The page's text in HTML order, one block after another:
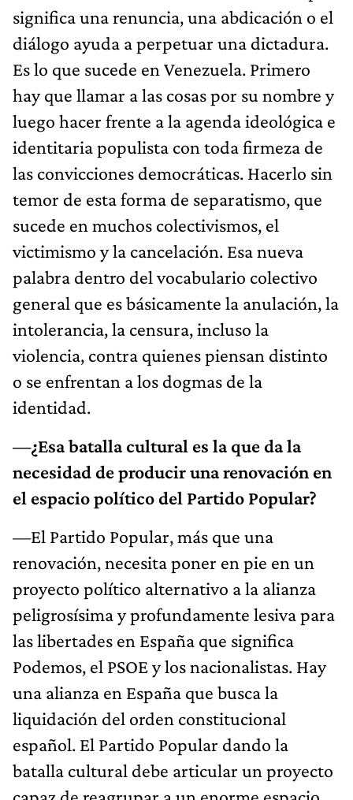
significa una renuncia, una abdicación o el
diálogo ayuda a perpetuar una dictadura.
Es lo que sucede en Venezuela. Primero
hay que llamar a las cosas por su nombre y
luego hacer frente a la agenda ideológica e
identitaria populista con toda firmeza de
las convicciones democráticas. Hacerlo sin
temor de esta forma de separatismo, que
sucede en muchos colectivismos, el
victimismo y la cancelación. Esa nueva
palabra dentro del vocabulario colectivo
general que es básicamente la anulación, la
intolerancia, la censura, incluso la
violencia, contra quienes piensan distinto
o se enfrentan a los dogmas de la
identidad.
—¿Esa batalla cultural es la que da la
necesidad de producir una renovación en
el espacio político del Partido Popular?
—El Partido Popular, más que una
renovación, necesita poner en pie en un
proyecto político alternativo a la alianza
peligrosísima y profundamente lesiva para
las libertades en España que significa
Podemos, el PSOE y los nacionalistas. Hay
una alianza en España que busca la
liquidación del orden constitucional
español. El Partido Popular dando la
batalla cultural debe articular un proyecto